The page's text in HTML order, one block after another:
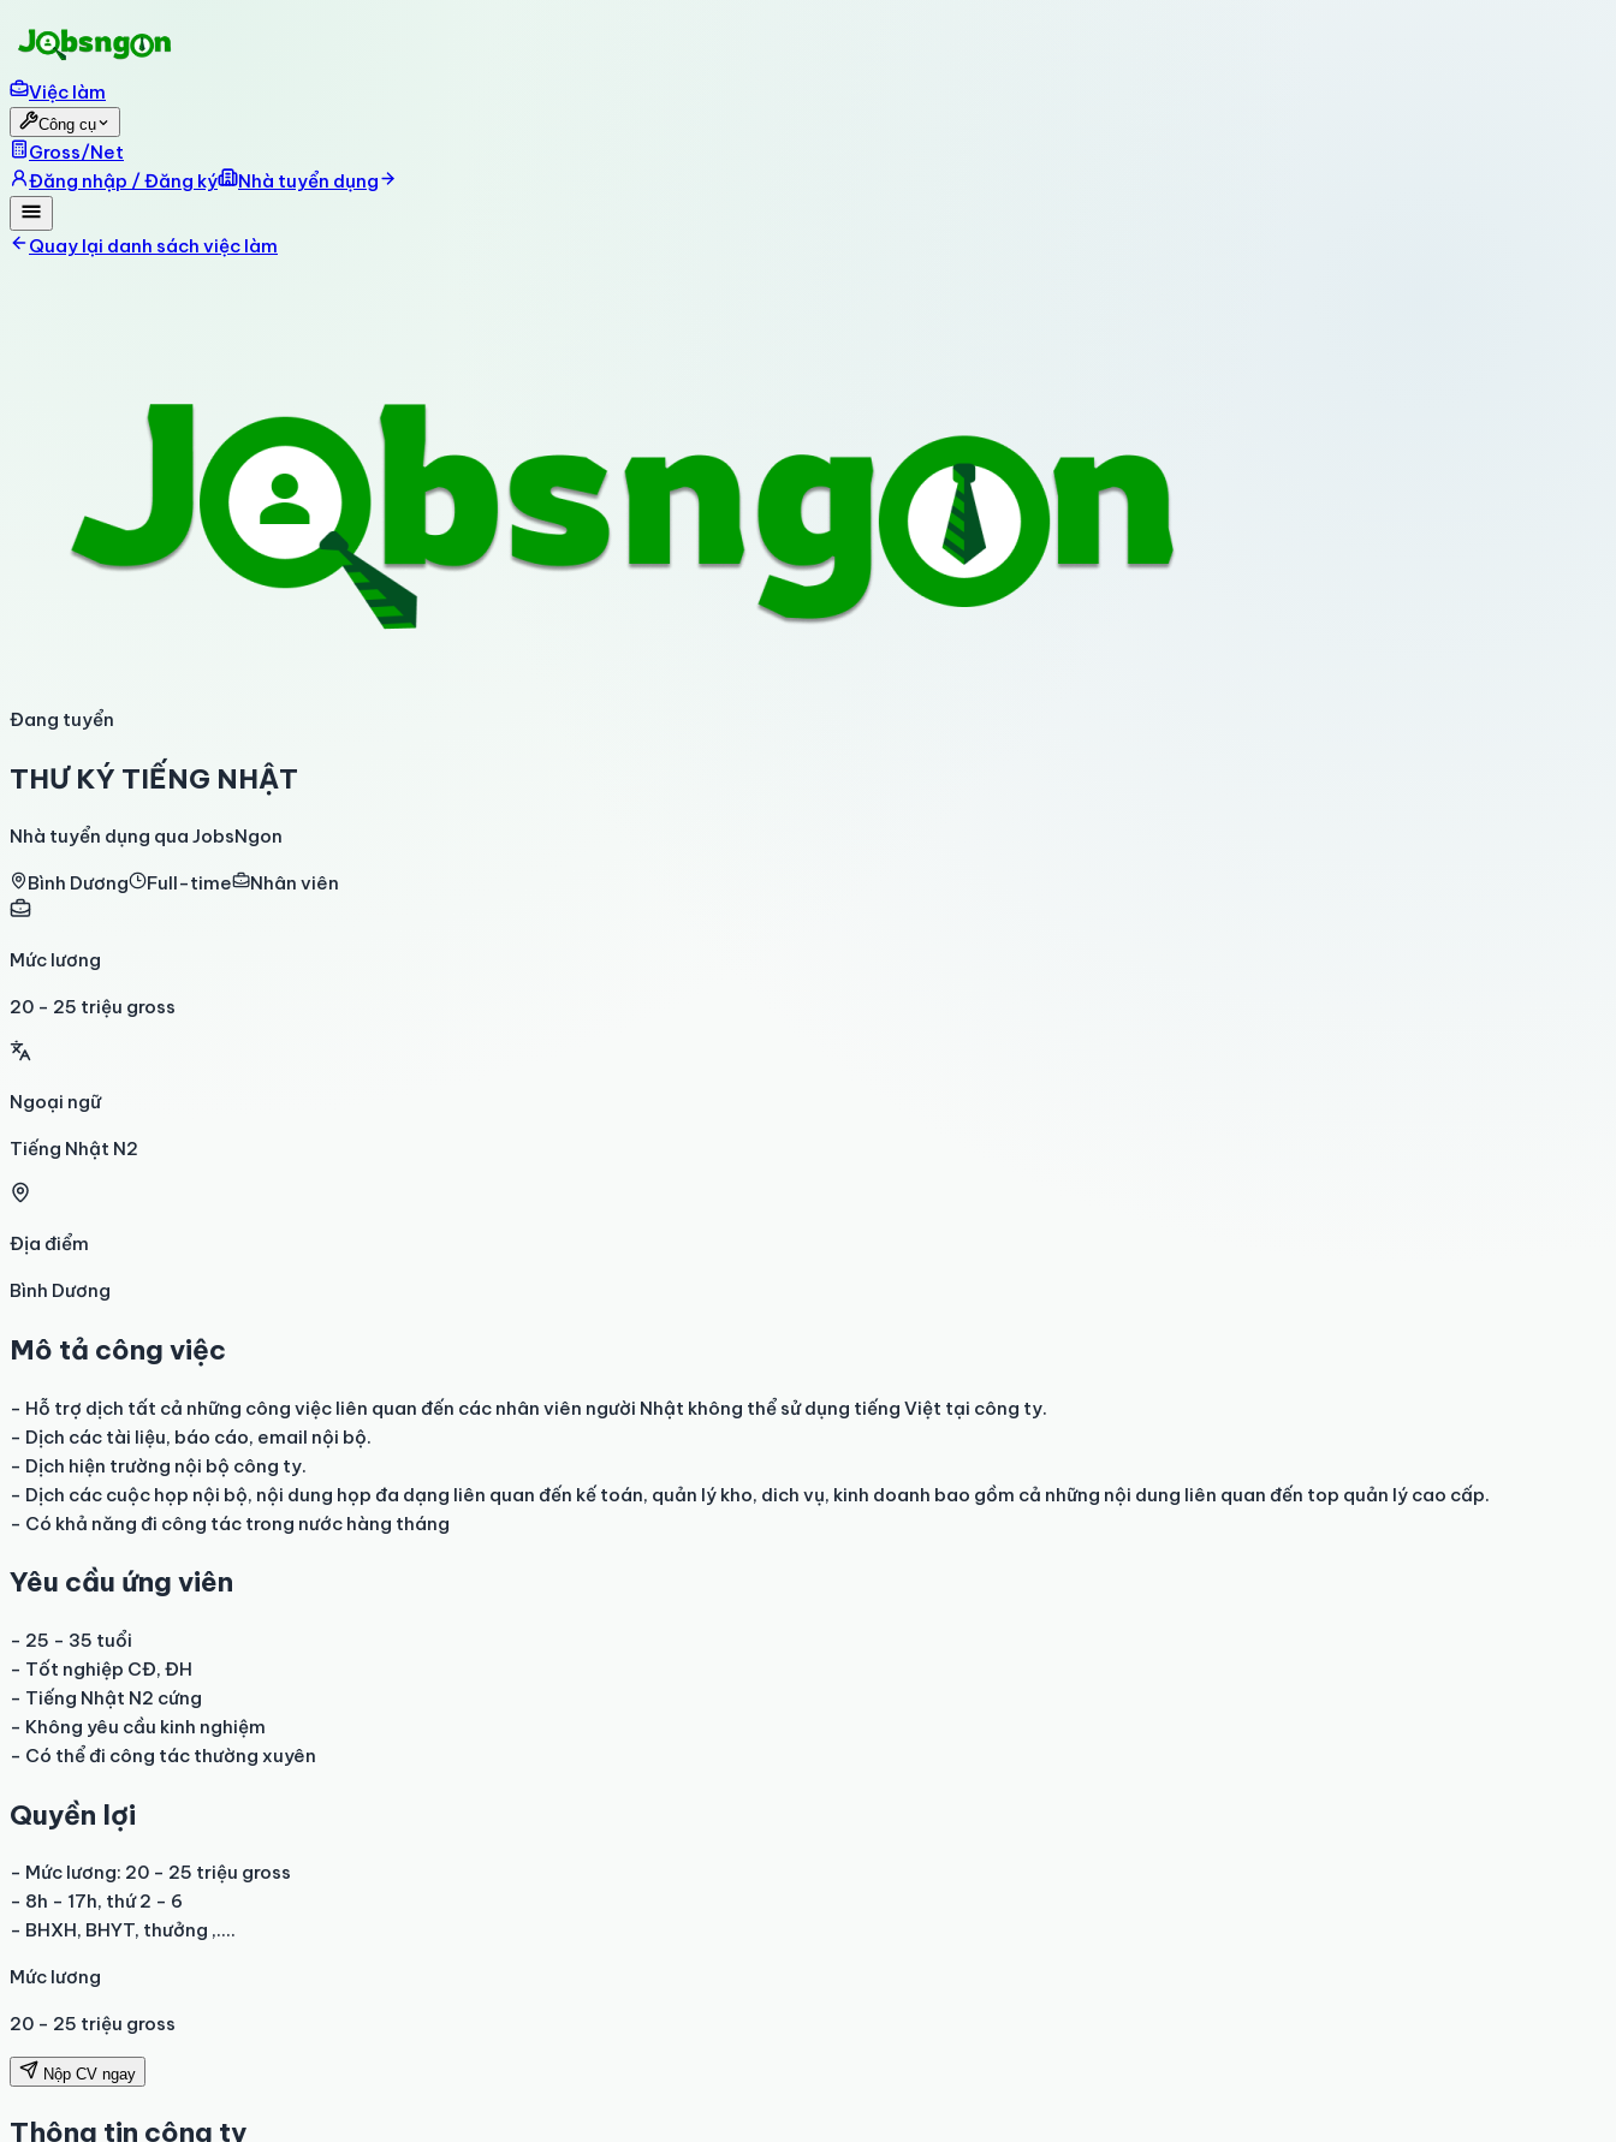
Việc làm
Công cụ
Gross/Net
Đăng nhập / Đăng ký
Nhà tuyển dụng
Quay lại danh sách việc làm
Đang tuyển
THƯ KÝ TIẾNG NHẬT
Nhà tuyển dụng qua JobsNgon
Bình Dương Full-time Nhân viên
Mức lương
20 - 25 triệu gross
Ngoại ngữ
Tiếng Nhật N2
Địa điểm
Bình Dương
Mô tả công việc
- Hỗ trợ dịch tất cả những công việc liên quan đến các nhân viên người Nhật không thể sử dụng tiếng Việt tại công ty.
- Dịch các tài liệu, báo cáo, email nội bộ.
- Dịch hiện trường nội bộ công ty.
- Dịch các cuộc họp nội bộ, nội dung họp đa dạng liên quan đến kế toán, quản lý kho, dich vụ, kinh doanh bao gồm cả những nội dung liên quan đến top quản lý cao cấp.
- Có khả năng đi công tác trong nước hàng tháng
Yêu cầu ứng viên
- 25 - 35 tuổi
- Tốt nghiệp CĐ, ĐH
- Tiếng Nhật N2 cứng
- Không yêu cầu kinh nghiệm
- Có thể đi công tác thường xuyên
Quyền lợi
- Mức lương: 20 - 25 triệu gross
- 8h - 17h, thứ 2 - 6
- BHXH, BHYT, thưởng ,....
Mức lương
20 - 25 triệu gross
Nộp CV ngay
Thông tin công ty